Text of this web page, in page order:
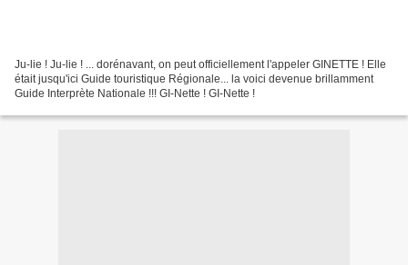
Ju-lie ! Ju-lie ! ... dorénavant, on peut officiellement l'appeler GINETTE ! Elle
était jusqu'ici Guide touristique Régionale... la voici devenue brillamment
Guide Interprète Nationale !!! GI-Nette ! GI-Nette !